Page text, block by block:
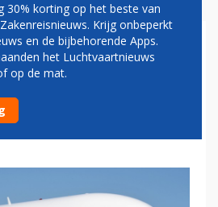
DIT
VAN CHICAGO
NAAR TEL
30% korting op het beste van
Krijg onbeperkt
en de bijbehorende Apps.
het Luchtvaartnieuws
op de mat.